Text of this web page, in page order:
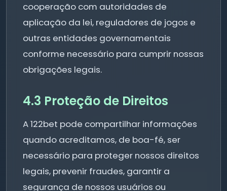
cooperação com autoridades de
aplicação da lei, reguladores de jogos e
outras entidades governamentais
conforme necessário para cumprir nossas
obrigações legais.
4.3 Proteção de Direitos
A 122bet pode compartilhar informações
quando acreditamos, de boa-fé, ser
necessário para proteger nossos direitos
legais, prevenir fraudes, garantir a
segurança de nossos usuários ou